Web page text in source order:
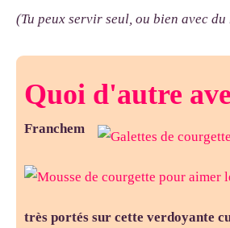
(Tu peux servir seul, ou bien avec
Quoi d'autre
Franchem
très portés sur cette verdoyante